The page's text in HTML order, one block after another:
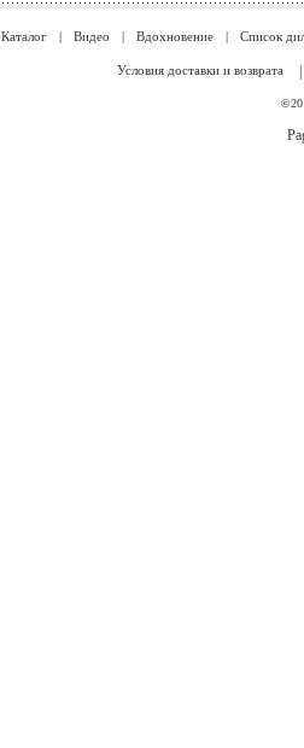
Каталог | Видео | Вдохновение | Список
Условия доставки и возврата